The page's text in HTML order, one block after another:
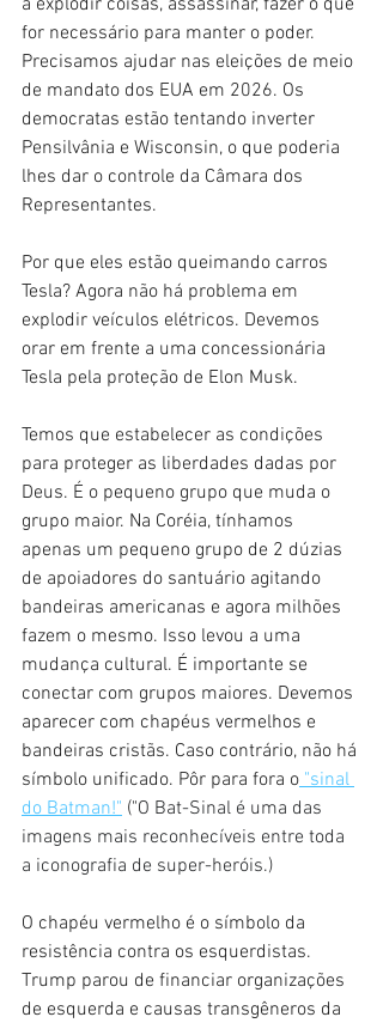
for necessário para manter o poder.
Precisamos ajudar nas eleições de meio
de mandato dos EUA em 2026. Os
democratas estão tentando inverter
Pensilvânia e Wisconsin, o que poderia
lhes dar o controle da Câmara dos
Representantes.
Por que eles estão queimando carros
Tesla? Agora não há problema em
explodir veículos elétricos. Devemos
orar em frente a uma concessionária
Tesla pela proteção de Elon Musk.
Temos que estabelecer as condições
para proteger as liberdades dadas por
Deus. É o pequeno grupo que muda o
grupo maior. Na Coréia, tínhamos
apenas um pequeno grupo de 2 dúzias
de apoiadores do santuário agitando
bandeiras americanas e agora milhões
fazem o mesmo. Isso levou a uma
mudança cultural. É importante se
conectar com grupos maiores. Devemos
aparecer com chapéus vermelhos e
bandeiras cristãs. Caso contrário, não há
símbolo unificado. Pôr para fora o "sinal
do Batman!" ("O Bat-Sinal é uma das
imagens mais reconhecíveis entre toda
a iconografia de super-heróis.)
O chapéu vermelho é o símbolo da
resistência contra os esquerdistas.
Trump parou de financiar organizações
de esquerda e causas transgêneros da